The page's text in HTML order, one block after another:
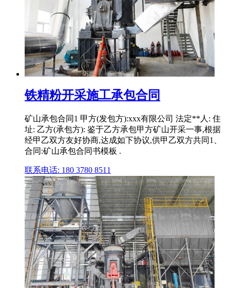
铁精粉开采施工承包合同
矿山承包合同1 甲方(发包方):xxx有限公司 法定**人: 住
址: 乙方(承包方): 鉴于乙方承包甲方矿山开采一事,根据
经甲乙双方友好协商,达成如下协议,供甲乙双方共同1、
合同:矿山承包合同书模板 .
联系电话: 180 3780 8511